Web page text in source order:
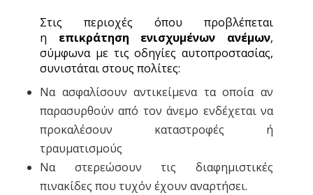
Στις περιοχές όπου προβλέπεται
η επικράτηση ενισχυμένων ανέμων,
σύμφωνα με τις οδηγίες αυτοπροστασίας,
συνιστάται στους πολίτες:
Να ασφαλίσουν αντικείμενα τα οποία αν
παρασυρθούν από τον άνεμο ενδέχεται να
προκαλέσουν καταστροφές ή
τραυματισμούς
Να στερεώσουν τις διαφημιστικές
πινακίδες που τυχόν έχουν αναρτήσει.